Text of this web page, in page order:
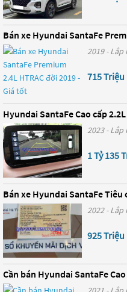
Bán xe Hyundai SantaFe
2019 - Lắp
715 Triệu
Hyundai SantaFe Cao cấp
2023 - Lắp
1 Tỷ 135
Bán xe Hyundai SantaFe Tiêu
2022 - Lắp
925 Triệu
Cần bán Hyundai SantaFe